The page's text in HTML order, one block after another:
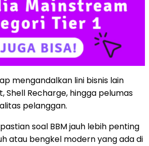
mengandalkan lini bisnis lain
Shell Recharge, hingga pelumas
pelanggan.
soal BBM jauh lebih penting
atau bengkel modern yang ada di